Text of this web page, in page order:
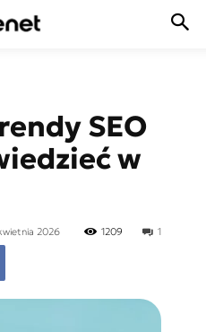
SEO
w
2026 1
1209